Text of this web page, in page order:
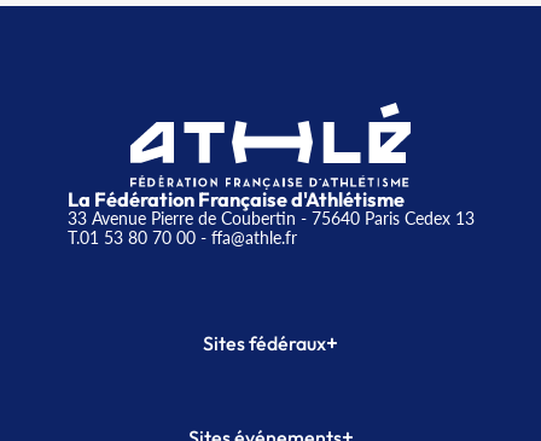
La Fédération Française d'Athlétisme
33 Avenue Pierre de Coubertin - 75640 Paris Cedex 13
T.01 53 80 70 00- ffa@athle.fr
Sites fédéraux+